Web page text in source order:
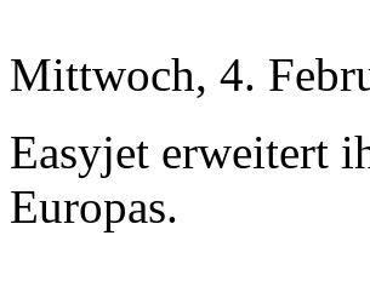
Mittwoch, 4.
Easyjet erweitert
Europas.